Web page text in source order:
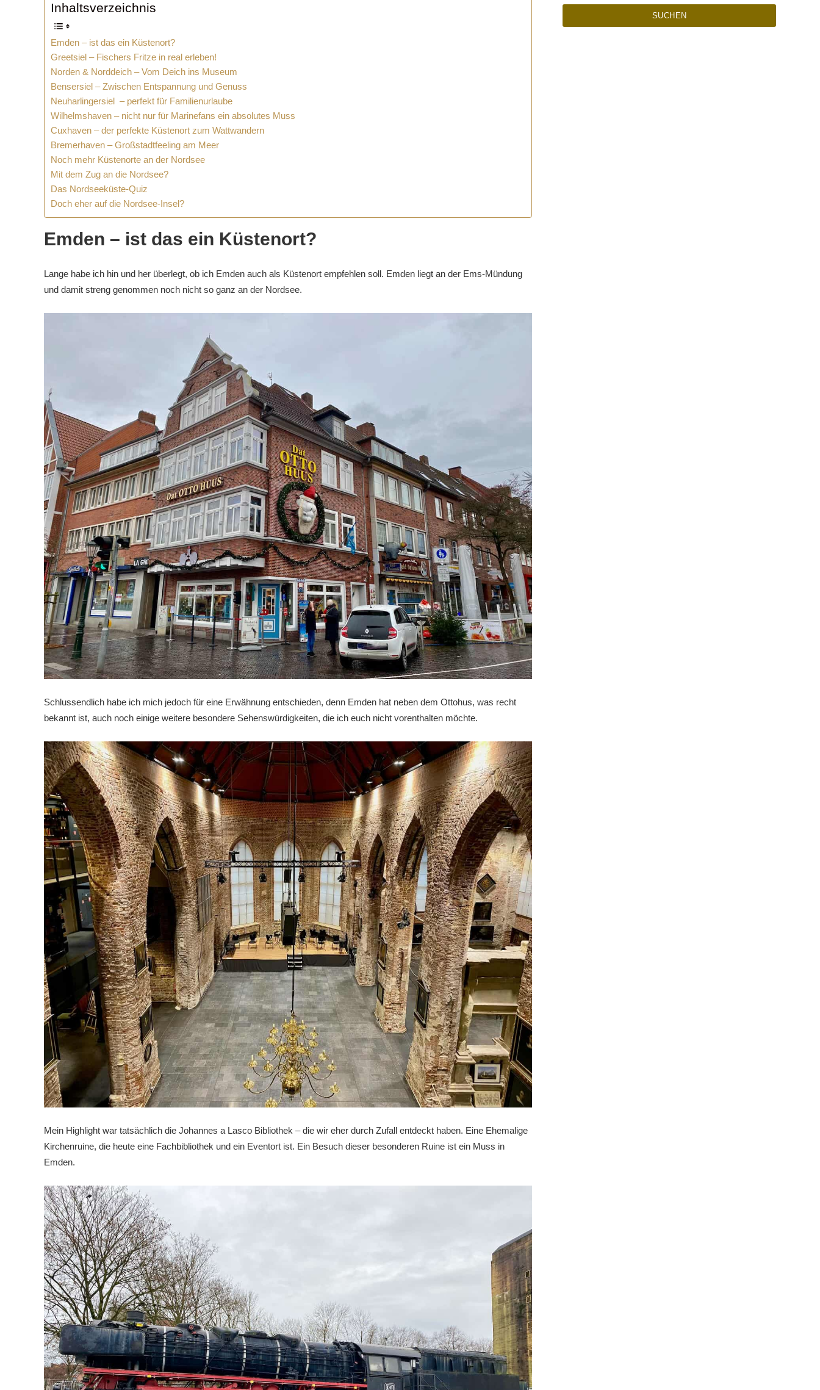
Inhaltsverzeichnis
Emden – ist das ein Küstenort?
Greetsiel – Fischers Fritze in real erleben!
Norden & Norddeich – Vom Deich ins Museum
Bensersiel – Zwischen Entspannung und Genuss
Neuharlingersiel – perfekt für Familienurlaube
Wilhelmshaven – nicht nur für Marinefans ein absolutes Muss
Cuxhaven – der perfekte Küstenort zum Wattwandern
Bremerhaven – Großstadtfeeling am Meer
Noch mehr Küstenorte an der Nordsee
Mit dem Zug an die Nordsee?
Das Nordseeküste-Quiz
Doch eher auf die Nordsee-Insel?
Emden – ist das ein Küstenort?
Lange habe ich hin und her überlegt, ob ich Emden auch als Küstenort empfehlen soll. Emden liegt an der Ems-Mündung
und damit streng genommen noch nicht so ganz an der Nordsee.
Schlussendlich habe ich mich jedoch für eine Erwähnung entschieden, denn Emden hat neben dem Ottohus, was recht
bekannt ist, auch noch einige weitere besondere Sehenswürdigkeiten, die ich euch nicht vorenthalten möchte.
Mein Highlight war tatsächlich die Johannes a Lasco Bibliothek – die wir eher durch Zufall entdeckt haben. Eine Ehemalige
Kirchenruine, die heute eine Fachbibliothek und ein Eventort ist. Ein Besuch dieser besonderen Ruine ist ein Muss in
Emden.
SUCHEN